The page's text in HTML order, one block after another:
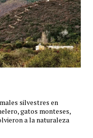
silvestres en
gatos monteses,
a la naturaleza